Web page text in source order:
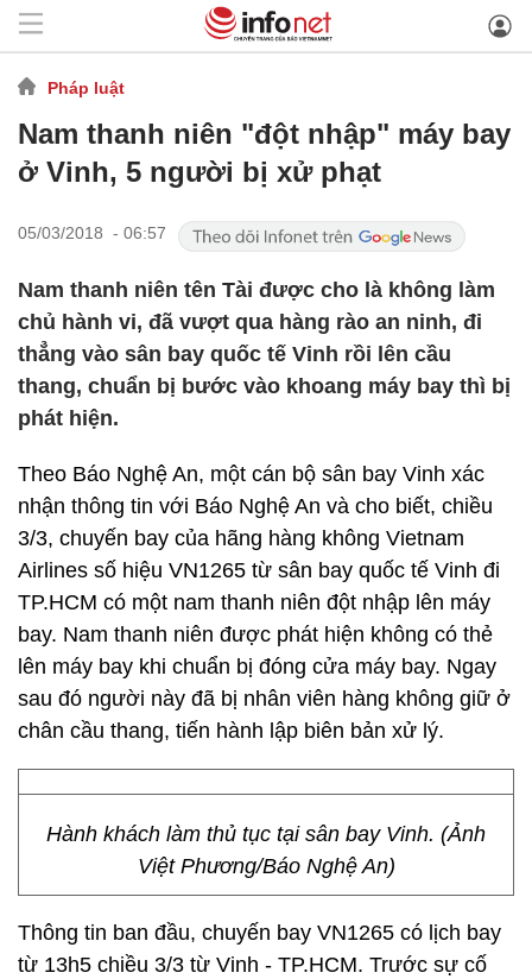
Pháp luật
Nam thanh niên "đột nhập" máy bay
ở Vinh, 5 người bị xử phạt
05/03/2018 - 06:57
Nam thanh niên tên Tài được cho là không làm
chủ hành vi, đã vượt qua hàng rào an ninh, đi
thẳng vào sân bay quốc tế Vinh rồi lên cầu
thang, chuẩn bị bước vào khoang máy bay thì bị
phát hiện.
Theo Báo Nghệ An, một cán bộ sân bay Vinh xác
nhận thông tin với Báo Nghệ An và cho biết, chiều
3/3, chuyến bay của hãng hàng không Vietnam
Airlines số hiệu VN1265 từ sân bay quốc tế Vinh đi
TP.HCM có một nam thanh niên đột nhập lên máy
bay. Nam thanh niên được phát hiện không có thẻ
lên máy bay khi chuẩn bị đóng cửa máy bay. Ngay
sau đó người này đã bị nhân viên hàng không giữ ở
chân cầu thang, tiến hành lập biên bản xử lý.
Hành khách làm thủ tục tại sân bay Vinh. (Ảnh
Việt Phương/Báo Nghệ An)
Thông tin ban đầu, chuyến bay VN1265 có lịch bay
từ 13h5 chiều 3/3 từ Vinh - TP.HCM. Trước sự cố